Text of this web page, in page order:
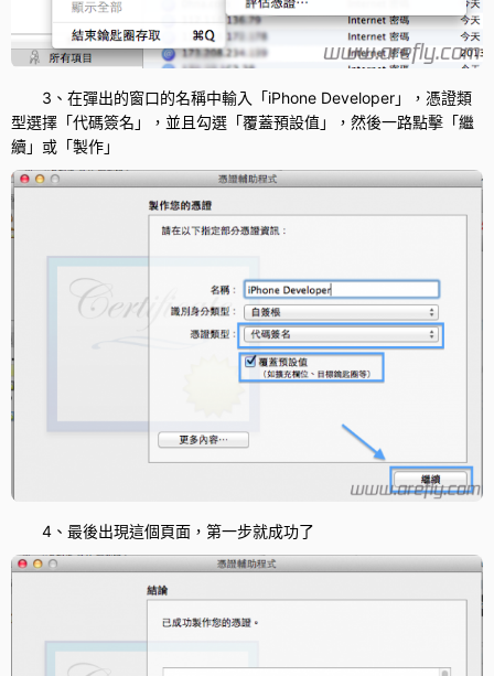
3、在彈出的窗口的名稱中輸入「iPhone Developer」，憑證類
型選擇「代碼簽名」，並且勾選「覆蓋預設值」，然後一路點擊「繼
續」或「製作」
4、最後出現這個頁面，第一步就成功了